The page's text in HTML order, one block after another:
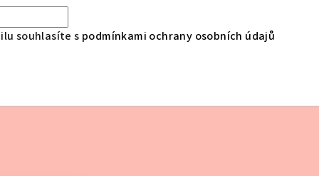
souhlasíte s podmínkami ochrany osobních údajů